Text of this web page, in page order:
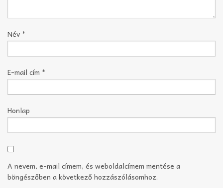
Név *
E-mail cím *
Honlap
A nevem, e-mail címem, és weboldalcímem mentése a
böngészőben a következő hozzászólásomhoz.